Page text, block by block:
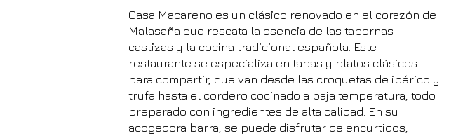
Casa Macareno es un clásico renovado en el corazón de
Malasaña que rescata la esencia de las tabernas
castizas y la cocina tradicional española. Este
restaurante se especializa en tapas y platos clásicos
para compartir, que van desde las croquetas de ibérico y
trufa hasta el cordero cocinado a baja temperatura, todo
preparado con ingredientes de alta calidad. En su
acogedora barra, se puede disfrutar de encurtidos,